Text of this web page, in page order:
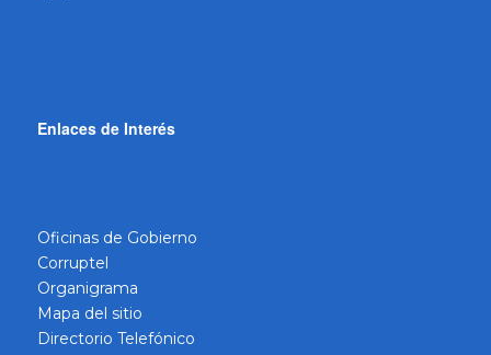
Enlaces de Interés
Oficinas de Gobierno
Corruptel
Organigrama
Mapa del sitio
Directorio Telefónico